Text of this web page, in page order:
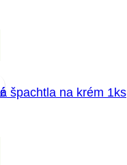
špachtla na krém 1ks